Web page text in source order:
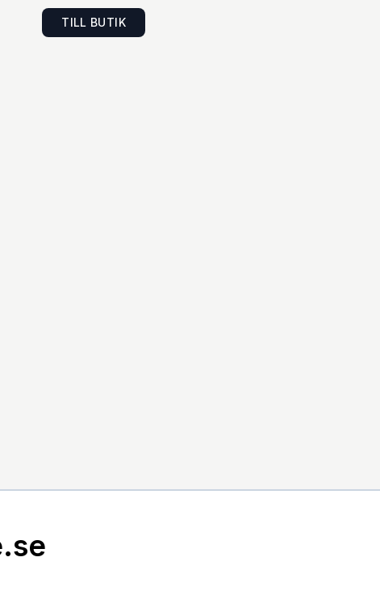
kudden både komfort och hållbarhet. Med m
den perfekt i sovrummet eller resväskan.
TILL BUTIK